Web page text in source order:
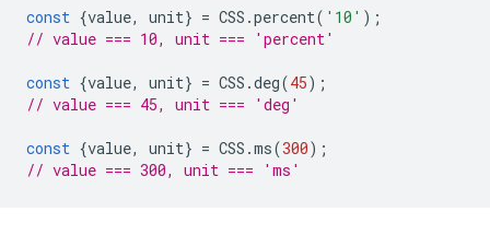
const {value, unit} = CSS .percent( '10' );
// value === 10, unit === 'percent'
const {value, unit} = CSS .deg(45);
// value === 45, unit === 'deg'
const {value, unit} = CSS .ms(300);
// value === 300, unit === 'ms'